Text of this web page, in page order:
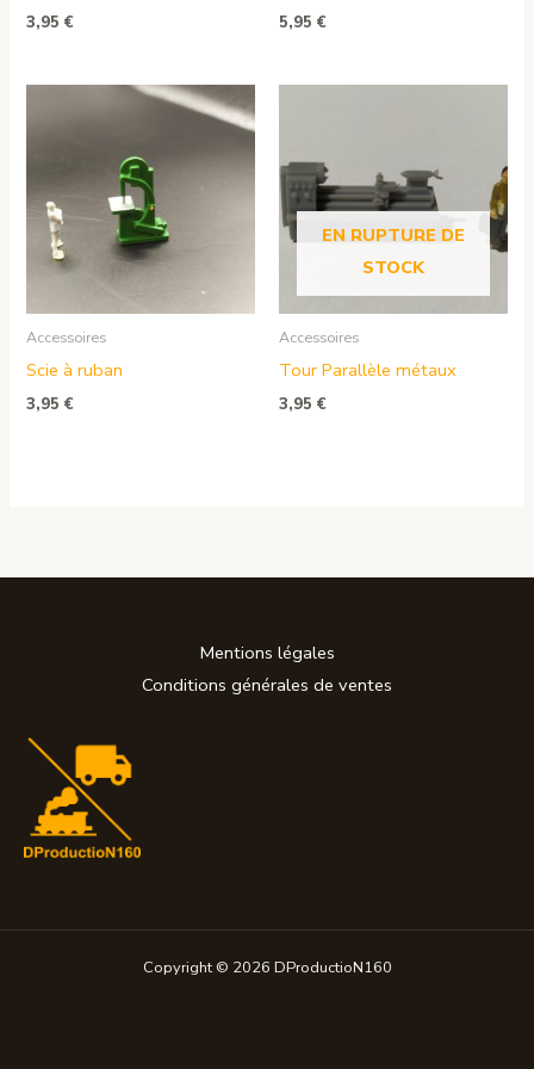
3,95€ 5,95 €
Accessoires
Scie à ruban
3,95€
EN RUPTURE DE
STOCK
Accessoires
Tour Parallèle métaux
3,95 €
Mentions légales
Conditions générales de ventes
Copyright © 2026 DProductioN160